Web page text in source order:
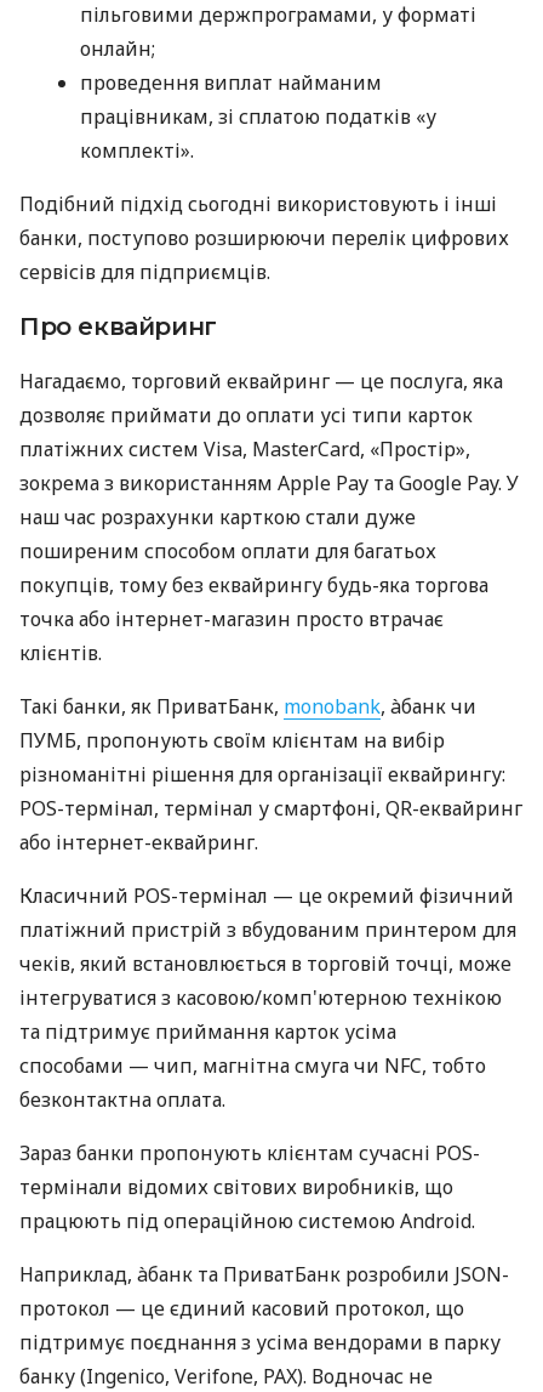
пільговими держпрограмами, у форматі
онлайн;
проведення виплат найманим
працівникам, зі сплатою податків «у
комплекті».
Подібний підхід сьогодні використовують і інші
банки, поступово розширюючи перелік цифрових
сервісів для підприємців.
Про еквайринг
Нагадаємо, торговий еквайринг — це послуга, яка
дозволяє приймати до оплати усі типи карток
платіжних систем Visa, MasterCard, «Простір»,
зокрема з використанням Apple Pay та Google Pay. У
наш час розрахунки карткою стали дуже
поширеним способом оплати для багатьох
покупців, тому без еквайрингу будь-яка торгова
точка або інтернет-магазин просто втрачає
клієнтів.
Такі банки, як ПриватБанк, monobank, àбанк чи
ПУМБ, пропонують своїм клієнтам на вибір
різноманітні рішення для організації еквайрингу:
POS-термінал, термінал у смартфоні, QR-еквайринг
або інтернет-еквайринг.
Класичний POS-термінал — це окремий фізичний
платіжний пристрій з вбудованим принтером для
чеків, який встановлюється в торговій точці, може
інтегруватися з касовою/комп'ютерною технікою
та підтримує приймання карток усіма
способами — чип, магнітна смуга чи NFC, тобто
безконтактна оплата.
Зараз банки пропонують клієнтам сучасні POS-
термінали відомих світових виробників, що
працюють під операційною системою Android.
Наприклад, àбанк та ПриватБанк розробили JSON-
протокол — це єдиний касовий протокол, що
підтримує поєднання з усіма вендорами в парку
банку (Ingenico, Verifone, PAX). Водночас не